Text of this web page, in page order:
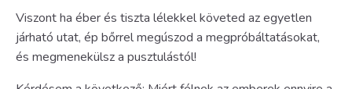
Viszont ha éber és tiszta lélekkel követed az egyetlen
járható utat, ép bőrrel megúszod a megpróbáltatásokat,
és megmenekülsz a pusztulástól!